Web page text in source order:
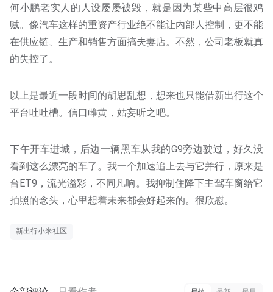
何小鹏老实人的人设屡屡被毁，就是因为某些中高层很鸡
贼。像汽车这样的重资产行业绝不能让内部人控制，更不能
在供应链、生产和销售方面搞夫妻店。不然，公司老板就真
的失控了。
以上是最近一段时间的胡思乱想，想来也只能借新出行这个
平台吐吐槽。信口雌黄，姑妄听之吧。
下午开车进城，后边一辆黑车从我的G9旁边驶过，好久没
看到这么漂亮的车了。我一个加速追上去与它并行，原来是
台ET9，流光溢彩，不同凡响。我抑制住降下主驾车窗给它
拍照的念头，心里想着未来都会好起来的。很欣慰。
新出行小米社区